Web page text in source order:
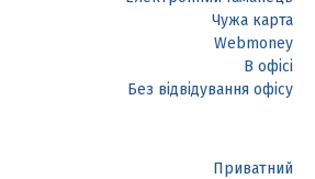
Чужа карта
Webmoney
В офісі
Без відвідування офісу
Приватний